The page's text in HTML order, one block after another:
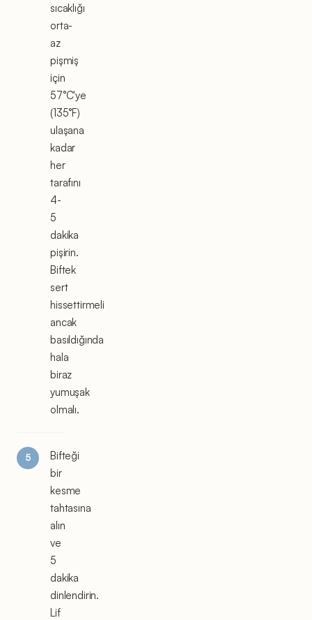
sıcaklığı
orta-
az
pişmiş
için
57°C'ye
(135°F)
ulaşana
kadar
her
tarafını
4-
5
dakika
pişirin.
Biftek
sert
hissettirmeli
ancak
basıldığında
hala
biraz
yumuşak
olmalı.
Bifteği
bir
kesme
tahtasına
alın
ve
5
dakika
dinlendirin.
Lif